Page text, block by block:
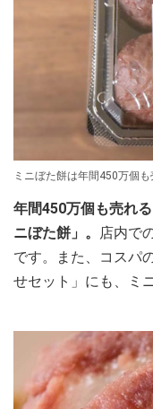
ミニぼた餅は年間450万個
年間450万個も売れ
ニぼた餅」。
店内で
です。また、コスパ
せセット」にも、ミ